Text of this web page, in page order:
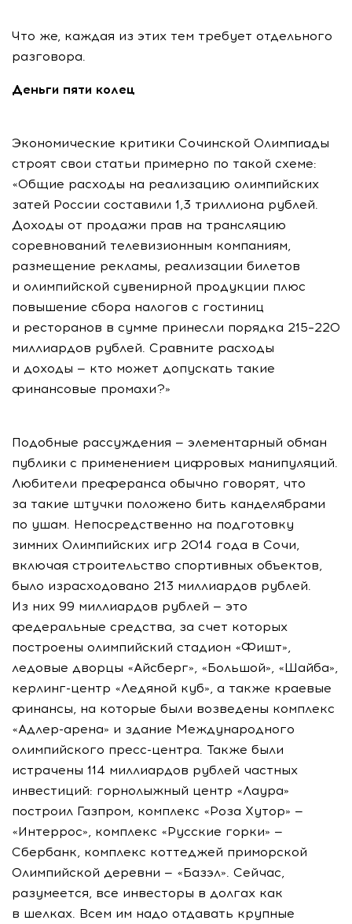
Что же, каждая из этих тем требует отдельного
разговора.
Деньги пяти колец
Экономические критики Сочинской Олимпиады
строят свои статьи примерно по такой схеме:
«Общие расходы на реализацию олимпийских
затей России составили 1,3 триллиона рублей.
Доходы от продажи прав на трансляцию
соревнований телевизионным компаниям,
размещение рекламы, реализации билетов
и олимпийской сувенирной продукции плюс
повышение сбора налогов с гостиниц
и ресторанов в сумме принесли порядка 215–220
миллиардов рублей. Сравните расходы
и доходы — кто может допускать такие
финансовые промахи?»
Подобные рассуждения — элементарный обман
публики с применением цифровых манипуляций.
Любители преферанса обычно говорят, что
за такие штучки положено бить канделябрами
по ушам. Непосредственно на подготовку
зимних Олимпийских игр 2014 года в Сочи,
включая строительство спортивных объектов,
было израсходовано 213 миллиардов рублей.
Из них 99 миллиардов рублей — это
федеральные средства, за счет которых
построены олимпийский стадион «Фишт»,
ледовые дворцы «Айсберг», «Большой», «Шайба»,
керлинг-центр «Ледяной куб», а также краевые
финансы, на которые были возведены комплекс
«Адлер-арена» и здание Международного
олимпийского пресс-центра. Также были
истрачены 114 миллиардов рублей частных
инвестиций: горнолыжный центр «Лаура»
построил Газпром, комплекс «Роза Хутор» —
«Интеррос», комплекс «Русские горки» —
Сбербанк, комплекс коттеджей приморской
Олимпийской деревни — «Базэл». Сейчас,
разумеется, все инвесторы в долгах как
в шелках. Всем им надо отдавать крупные